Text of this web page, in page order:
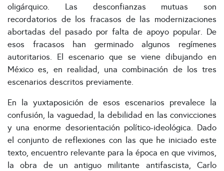
oligárquico. Las desconfianzas mutuas son
recordatorios de los fracasos de las modernizaciones
abortadas del pasado por falta de apoyo popular. De
esos fracasos han germinado algunos regímenes
autoritarios. El escenario que se viene dibujando en
México es, en realidad, una combinación de los tres
escenarios descritos previamente.
En la yuxtaposición de esos escenarios prevalece la
confusión, la vaguedad, la debilidad en las convicciones
y una enorme desorientación político-ideológica. Dado
el conjunto de reflexiones con las que he iniciado este
texto, encuentro relevante para la época en que vivimos,
la obra de un antiguo militante antifascista, Carlo